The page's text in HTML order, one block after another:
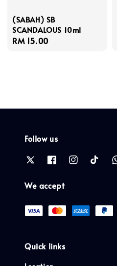
(SABAH) SB
SCANDALOUS 10ml
Regular
RM 15.00
Follow us
We accept
Quick links